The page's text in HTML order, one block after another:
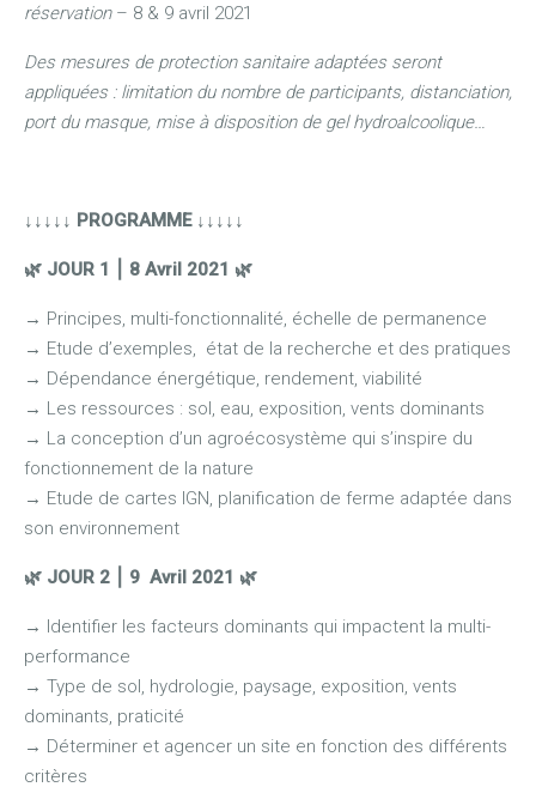
réservation – 8 & 9 avril 2021
Des mesures de protection sanitaire adaptées seront
appliquées : limitation du nombre de participants, distanciation,
port du masque, mise à disposition de gel hydroalcoolique…
↓↓↓↓↓ PROGRAMME ↓↓↓↓↓
🌿 JOUR 1 ⎮ 8 Avril 2021 🌿
→ Principes, multi-fonctionnalité, échelle de permanence
→ Etude d’exemples, état de la recherche et des pratiques
→ Dépendance énergétique, rendement, viabilité
→ Les ressources : sol, eau, exposition, vents dominants
→ La conception d’un agroécosystème qui s’inspire du
fonctionnement de la nature
→ Etude de cartes IGN, planification de ferme adaptée dans
son environnement
🌿 JOUR 2 9 Avril 2021 🌿
→ Identifier les facteurs dominants qui impactent la multi-
performance
→ Type de sol, hydrologie, paysage, exposition, vents
dominants, praticité
→ Déterminer et agencer un site en fonction des différents
critères